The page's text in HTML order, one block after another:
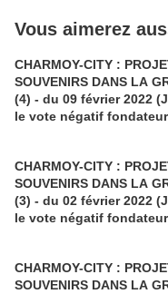
Vous aimerez
CHARMOY-CITY :
SOUVENIRS DANS LA
(4) - du 09 février 2022
le vote négatif
CHARMOY-CITY :
SOUVENIRS DANS LA
(3) - du 02 février 2022
le vote négatif
CHARMOY-CITY :
SOUVENIRS DANS LA